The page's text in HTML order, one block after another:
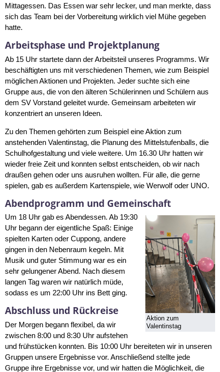
Mittagessen. Das Essen war sehr lecker, und man merkte, dass
sich das Team bei der Vorbereitung wirklich viel Mühe gegeben
hatte.
Arbeitsphase und Projektplanung
Ab 15 Uhr startete dann der Arbeitsteil unseres Programms. Wir
beschäftigten uns mit verschiedenen Themen, wie zum Beispiel
möglichen Aktionen und Projekten. Jeder suchte sich eine
Gruppe aus, die von den älteren Schülerinnen und Schülern aus
dem SV Vorstand geleitet wurde. Gemeinsam arbeiteten wir
konzentriert an unseren Ideen.
Zu den Themen gehörten zum Beispiel eine Aktion zum
anstehenden Valentinstag, die Planung des Mittelstufenballs, die
Schulhofgestaltung und viele weitere. Um 16.30 Uhr hatten wir
wieder freie Zeit und konnten selbst entscheiden, ob wir nach
draußen gehen oder uns ausruhen wollten. Für alle, die gerne
spielen, gab es außerdem Kartenspiele, wie Werwolf oder UNO.
Abendprogramm und Gemeinschaft
Aktion zum
Valentinstag
Um 18 Uhr gab es Abendessen. Ab 19:30
Uhr begann der eigentliche Spaß: Einige
spielten Karten oder Cuppong, andere
gingen in den Nebenraum kegeln. Mit
Musik und guter Stimmung war es ein
sehr gelungener Abend. Nach diesem
langen Tag waren wir natürlich müde,
sodass es um 22:00 Uhr ins Bett ging.
Abschluss und Rückreise
Der Morgen begann flexibel, da wir
zwischen 8:00 und 8:30 Uhr aufstehen
und frühstücken konnten. Bis 10:00 Uhr bereiteten wir in unseren
Gruppen unsere Ergebnisse vor. Anschließend stellte jede
Gruppe ihre Ergebnisse vor, und wir hatten die Möglichkeit, die